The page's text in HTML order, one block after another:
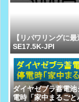
【リパワリングに
SE17.5K-JPI
ダイヤゼブラ蓄電
電時「家中まるごと